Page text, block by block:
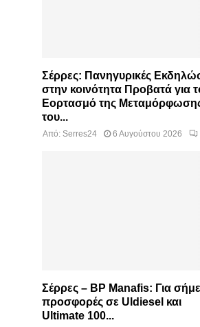
Σέρρες: Πανηγυρικές
στην κοινότητα Προβατά για
Εορτασμό της
του...
Από: Serres24 6 Αυγούστου 2026
Σέρρες – BP Manafis: Για
προσφορές σε Uldiesel και
Ultimate 100...